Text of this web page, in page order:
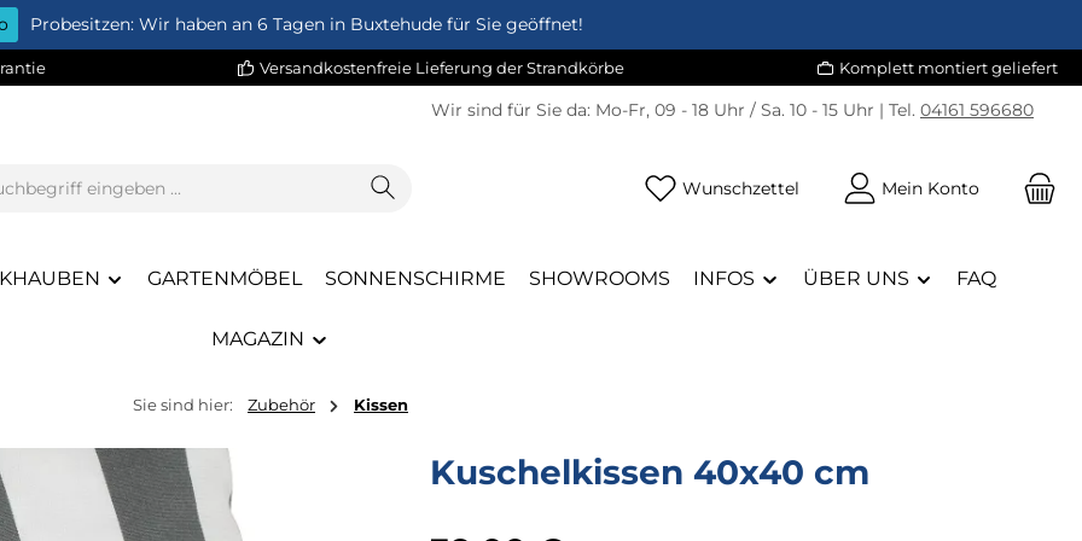
Probesitzen: Wir haben an 6 Tagen in Buxtehude für Sie geöffnet!
Versandkostenfreie Lieferung der Strandkörbe Komplett montiert geliefert
Wir sind für Sie da: Mo-Fr, 09 - 18 Uhr / Sa. 10 - 15 Uhr | Tel. 04161 596680
Wunschzettel Du hast 0 Produkte auf dem
Mein Konto
GARTENMÖBEL SONNENSCHIRME SHOWROOMS INFOS ÜBER UNS FAQ
MAGAZIN
Sie sind hier: Zubehör Kissen
Kuschelkissen 40x40 cm